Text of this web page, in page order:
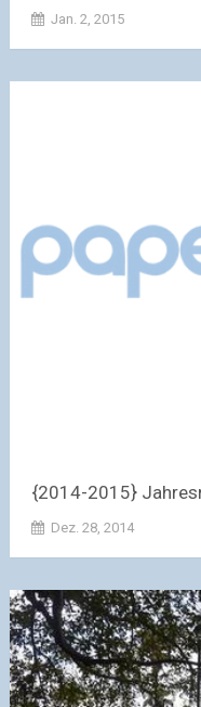
Jan. 2, 2015
{2014-2015}
Dez. 28, 2014